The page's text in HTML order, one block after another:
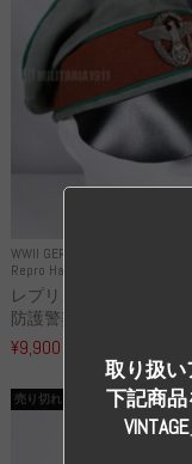
WWII GERMANY
Repro Hat and Cap Police and
レプリカ ドイツ秩序
防護警察 クラッシュ
¥9,900
売り切れ
取り扱い
下記商品